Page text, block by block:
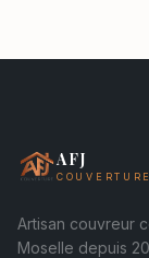
AFJ
COUVERTURE
Artisan couvreur
Moselle depuis